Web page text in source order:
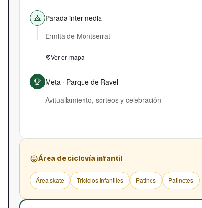
Parada intermedia
Ermita de Montserrat
Ver en mapa
Meta · Parque de Ravel
Avituallamiento, sorteos y celebración
Área de ciclovía infantil
Área skate Triciclos infantiles Patines Patinetes